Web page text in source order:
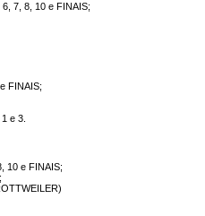
7, 8, 10 e FINAIS;
2,
FINAIS;
9, 11;
e 3.
10 e FINAIS;
– Grupos: 1, 3;